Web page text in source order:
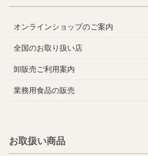
オンラインショップのご案内
全国のお取り扱い店
卸販売ご利用案内
業務用食品の販売
お取扱い商品